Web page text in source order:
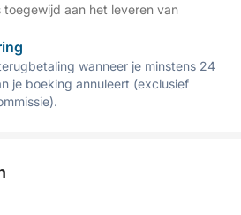
toegewijd aan het leveren van
wanneer je minstens 24
je boeking annuleert (exclusief